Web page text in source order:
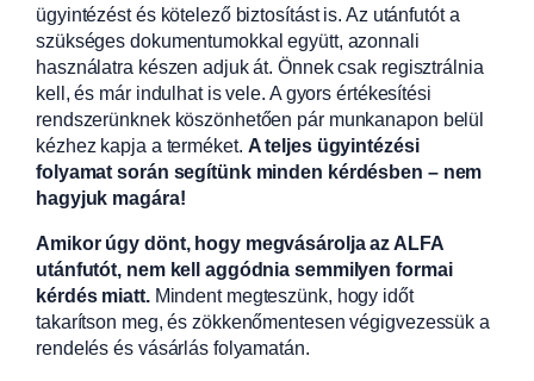
ügyintézést és kötelező biztosítást is. Az utánfutót a
szükséges dokumentumokkal együtt, azonnali
használatra készen adjuk át. Önnek csak regisztrálnia
kell, és már indulhat is vele. A gyors értékesítési
rendszerünknek köszönhetően pár munkanapon belül
kézhez kapja a terméket. A teljes ügyintézési
folyamat során segítünk minden kérdésben – nem
hagyjuk magára!
Amikor úgy dönt, hogy megvásárolja az ALFA
utánfutót, nem kell aggódnia semmilyen formai
kérdés miatt. Mindent megteszünk, hogy időt
takarítson meg, és zökkenőmentesen végigvezessük a
rendelés és vásárlás folyamatán.